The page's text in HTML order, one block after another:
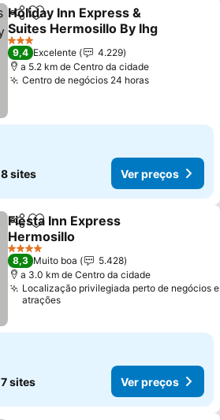
PartilharAdicionar aos favoritos
Holiday Inn Express &
Suites Hermosillo By Ihg
Ver preços
3 Estrelas
9,4 Excelente
4.229
a 5.2 km de Centro da cidade
Centro de negócios 24 horasVer preços
8 sites Ver preços
PartilharAdicionar aos favoritos
Fiesta Inn Express
Hermosillo
Ver preços
4 Estrelas
8,3 Muito boa
5.428
a 3.0 km de Centro da cidade
Localização privilegiada perto de negócios e
atrações
7 sites Ver preços